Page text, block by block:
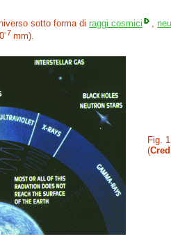
sotto forma di raggi cosmici
-7 mm).
Fig.
(